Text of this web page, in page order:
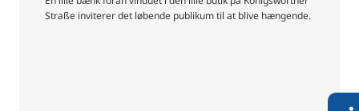
Straße inviterer det løbende publikum til at blive hængende.